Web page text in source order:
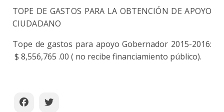
TOPE DE GASTOS PARA LA OBTENCIÓN DE APOYO
CIUDADANO
Tope de gastos para apoyo Gobernador 2015-2016:
$ 8,556,765 .00 ( no recibe financiamiento público).